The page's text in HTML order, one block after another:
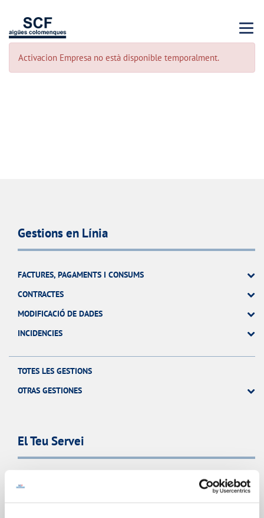
Menu
Activacion Empresa no està disponible temporalment.
Gestions en Línia
FACTURES, PAGAMENTS I CONSUMS
CONTRACTES
MODIFICACIÓ DE DADES
INCIDENCIES
TOTES LES GESTIONS
OTRAS GESTIONES
El Teu Servei
FACTURES I PREUS
ATENCIÓ AL CLIENT